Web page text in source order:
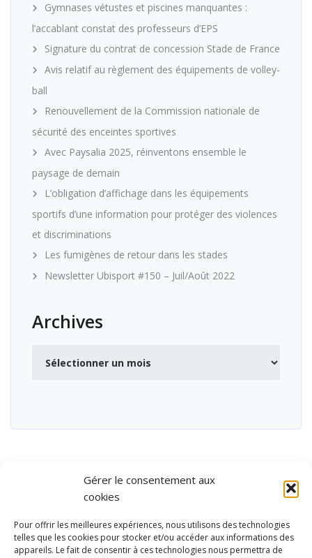
Gérer le consentement aux
cookies
Pour offrir les meilleures expériences, nous utilisons des technologies
telles que les cookies pour stocker et/ou accéder aux informations des
appareils. Le fait de consentir à ces technologies nous permettra de
Gymnases vétustes et piscines manquantes :
l’accablant constat des professeurs d’EPS
Signature du contrat de concession Stade de France
Avis relatif au règlement des équipements de volley-
ball
Renouvellement de la Commission nationale de
sécurité des enceintes sportives
Avec Paysalia 2025, réinventons ensemble le
paysage de demain
L’obligation d’affichage dans les équipements
sportifs d’une information pour protéger des violences
et discriminations
Les fumigènes de retour dans les stades
Newsletter Ubisport #150 – Juil/Août 2022
Archives